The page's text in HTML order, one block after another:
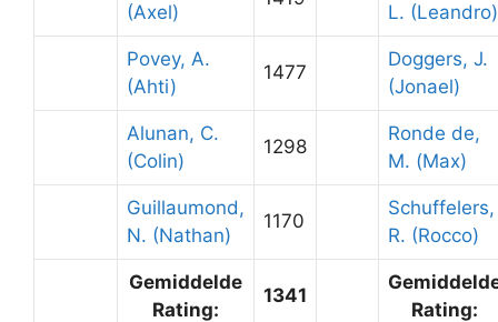
(Axel)
L. (Leandro)
Povey, A.
(Ahti)
1477
Doggers, J.
(Jonael)
Alunan, C.
(Colin)
1298
Ronde de,
M. (Max)
Guillaumond,
N. (Nathan)
1170
Schuffelers,
R. (Rocco)
Gemiddelde
Rating:
1341
Rating: